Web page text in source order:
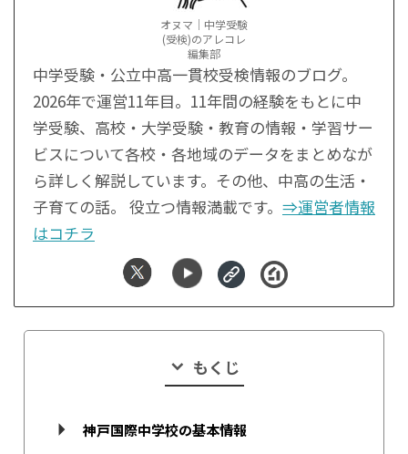
オヌマ｜中学受験
(受検)のアレコレ
編集部
中学受験・公立中高一貫校受検情報のブログ。
2026年で運営11年目。11年間の経験をもとに中
学受験、高校・大学受験・教育の情報・学習サー
ビスについて各校・各地域のデータをまとめなが
ら詳しく解説しています。その他、中高の生活・
子育ての話。 役立つ情報満載です。 ⇒運営者情報
はコチラ
もくじ
神戸国際中学校の基本情報